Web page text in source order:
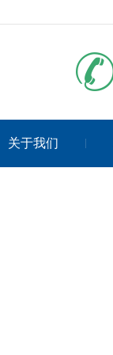
关于我们